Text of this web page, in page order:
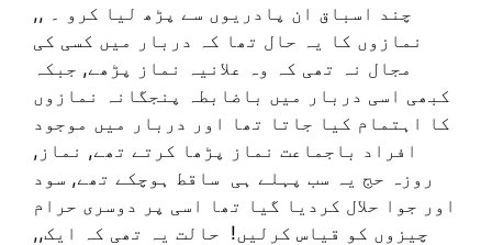
چند اسباق ان پادریوں سے پڑھ لیا کرو ۔ ,,
نمازوں کا یہ حال تھا کہ دربار میں کسی کی
مجال نہ تھی کہ وہ علانیہ نماز پڑھے, جبکہ
کبھی اسی دربار میں باضابطہ پنجگانہ نمازوں
کا اہتمام کیا جاتا تھا اور دربار میں موجود
افراد باجماعت نماز پڑھا کرتے تھے, نماز,
روزہ حج یہ سب پہلے ہی ساقط ہوچکے تھے, سود
اور جوا حلال کردیا گیا تھا اسی پر دوسری حرام
چیزوں کو قیاس کرلیں! حالت یہ تھی کہ ایک,,